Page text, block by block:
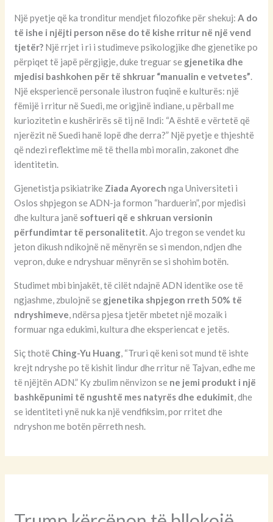
Një pyetje që ka tronditur mendjet filozofike për shekuj: A do
të ishe i njëjti person nëse do të kishe rritur në një vend
tjetër? Një rrjet i ri i studimeve psikologjike dhe gjenetike po
përpiqet të japë përgjigje, duke treguar se gjenetika dhe
mjedisi bashkohen për të shkruar “manualin e vetvetes”
Një eksperiencë personale ilustron fuqinë e kulturës: një
fëmijë i rritur në Suedi, me origjinë indiane, u përball me
kuriozitetin e kushërirës së tij në Indi: “A është e vërtetë që
njerëzit në Suedi hanë lopë dhe derra?” Një pyetje e thjeshtë
që ndezi reflektime më të thella mbi moralin, zakonet dhe
identitetin.
Gjenetistja psikiatrike Ziada Ayorech nga Universiteti i
Oslos shpjegon se ADN-ja formon “harduerin”, por mjedisi
dhe kultura janë softueri që e shkruan versionin
përfundimtar të personalitetit . Ajo tregon se vendet ku
jeton dikush ndikojnë në mënyrën se si mendon, ndjen dhe
vepron, duke e ndryshuar mënyrën se si shohim botën.
Studimet mbi binjakët, të cilët ndajnë ADN identike ose të
ngjashme, zbulojnë se gjenetika shpjegon rreth 50% të
ndryshimeve , ndërsa pjesa tjetër mbetet një mozaik i
formuar nga edukimi, kultura dhe eksperiencat e jetës.
Siç thotë Ching-Yu Huang , “Truri që keni sot mund të ishte
krejt ndryshe po të kishit lindur dhe rritur në Tajvan, edhe me
të njëjtën ADN.” Ky zbulim nënvizon se ne jemi produkt i një
bashkëpunimi të ngushtë mes natyrës dhe edukimit , dhe
se identiteti ynë nuk ka një vendfiksim, por rritet dhe
ndryshon me botën përreth nesh.